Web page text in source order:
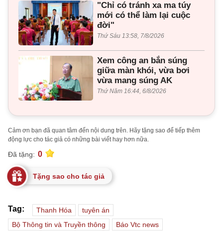
"Chỉ có tránh xa ma túy
mới có thể làm lại cuộc
đời"
Thứ Sáu 13:58, 7/8/2026
Xem công an bắn súng
giữa màn khói, vừa bơi
vừa mang súng AK
Thứ Năm 16:44, 6/8/2026
Cảm ơn bạn đã quan tâm đến nội dung trên. Hãy tặng sao để tiếp thêm
động lực cho tác giả có những bài viết hay hơn nữa.
Đã tặng: 0
Tặng sao cho tác giả
Tag: Thanh Hóa
tuyên án
Bộ Thông tin và Truyền thông
Báo Vtc news